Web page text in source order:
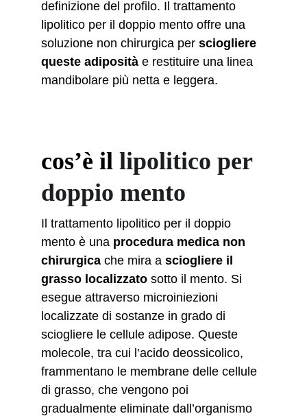
definizione del profilo. Il trattamento
lipolitico per il doppio mento offre una
soluzione non chirurgica per sciogliere
queste adiposità e restituire una linea
mandibolare più netta e leggera.
cos’è il lipolitico per
doppio mento
Il trattamento lipolitico per il doppio
mento è una procedura medica non
chirurgica che mira a sciogliere il
grasso localizzato sotto il mento. Si
esegue attraverso microiniezioni
localizzate di sostanze in grado di
sciogliere le cellule adipose. Queste
molecole, tra cui l’acido deossicolico,
frammentano le membrane delle cellule
di grasso, che vengono poi
gradualmente eliminate dall’organismo